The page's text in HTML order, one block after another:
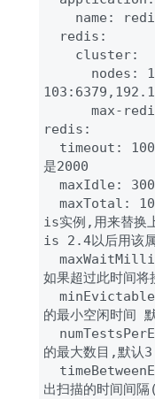
redis:
是2000
is实例,用来替
is 2.4以后用该
如果超过此时间将
的最小空闲时间
的最大数目,默认3
出扫描的时间间